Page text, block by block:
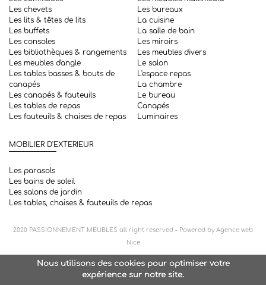
Les chevets
Les lits & têtes de lits
Les buffets
Les consoles
Les bibliothèques & rangements
Les meubles d'angle
Les tables basses & bouts de
canapés
Les canapés & fauteuils
Les tables de repas
Les fauteuils & chaises de repas
Les bureaux
La cuisine
La salle de bain
Les miroirs
Les meubles divers
Le salon
L'espace repas
La chambre
Le bureau
Canapés
Luminaires
MOBILIER D'EXTERIEUR
Les parasols
Les bains de soleil
Les salons de jardin
Les tables, chaises & fauteuils de repas
2020 PASSIONNEMENT MEUBLES all right reserved - Powered byAgence web
Nice
Nous utilisons des cookies pour optimiser votre
expérience sur notre site.